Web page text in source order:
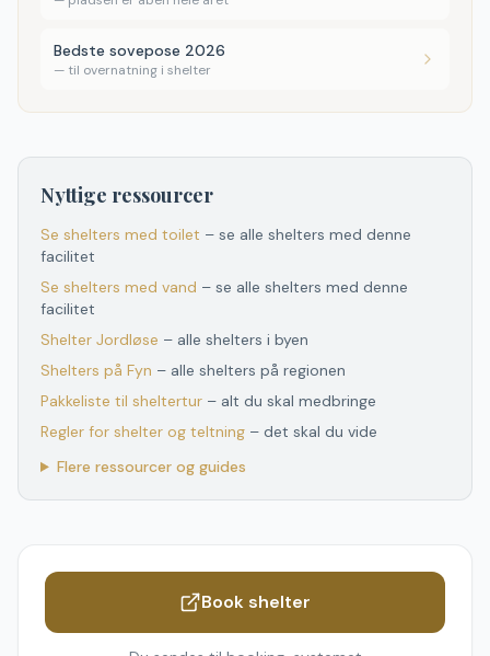
Bedste sovepose 2026
— til overnatning i shelter
Nyttige ressourcer
Se shelters med toilet – se alle shelters med denne
facilitet
Se shelters med vand – se alle shelters med denne
facilitet
Shelter Jordløse – alle shelters i byen
Shelters på Fyn – alle shelters på regionen
Pakkeliste til sheltertur – alt du skal medbringe
Regler for shelter og teltning – det skal du vide
Flere ressourcer og guides
Book shelter